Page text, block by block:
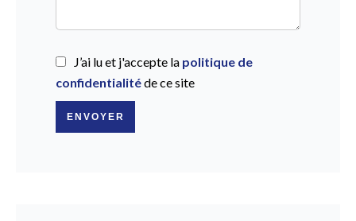
J’ai lu et j'accepte la politique de
confidentialitéde ce site
ENVOYER